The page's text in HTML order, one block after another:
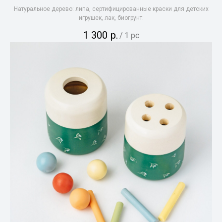
Натуральное дерево: липа, сертифицированные краски для детских
игрушек, лак, биогрунт.
1 300 р. / 1 pc